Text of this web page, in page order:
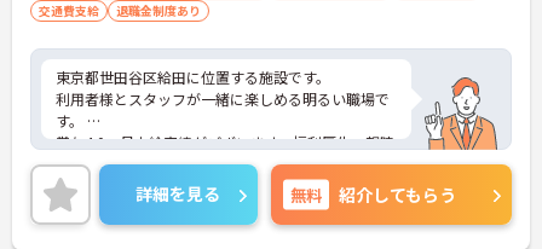
交通費支給
退職金制度あり
東京都世田谷区給田に位置する施設です。
利用者様とスタッフが一緒に楽しめる明るい職場で
す。
賞与4.0ヶ月支給実績がございます。福利厚生・親睦
会・施設内外の研修等様々な取り組みをしており、
職員の育成に力を入れております。
定着率は非常に良く、勤続5年以上のスタッフが多
く在籍しています。
詳細を見る 無料 紹介してもらう